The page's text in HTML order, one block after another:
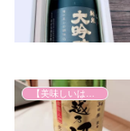
【美味しいは正義】